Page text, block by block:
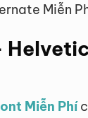
Miễn
Miễn Phí